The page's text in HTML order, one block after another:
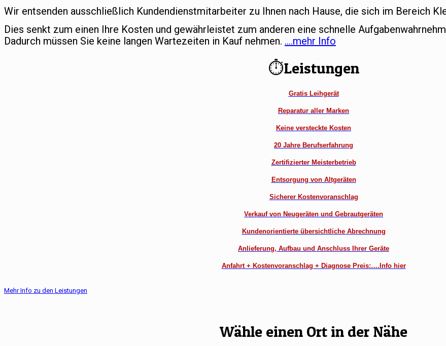
Wir entsenden ausschließlich Kundendienstmitarbeiter zu Ihnen nach Hause, die sich im Bereich
Dies senkt zum einen Ihre Kosten und gewährleistet zum anderen eine schnelle
Dadurch müssen Sie keine langen Wartezeiten in Kauf nehmen. ….mehr Info
⏱Leistungen
Gratis Leihgerät
Reparatur aller Marken
Keine versteckte Kosten
20 Jahre Berufserfahrung
Zertifizierter Meisterbetrieb
Entsorgung von Altgeräten
Sicherer Kostenvoranschlag
Verkauf von Neugeräten und Gebrautgeräten
Kundenorientierte übersichtliche Abrechnung
Anlieferung, Aufbau und Anschluss Ihrer Geräte
Anfahrt + Kostenvoranschlag + Diagnose Preis:….Info hier
Mehr Info zu den Leistungen
Wähle einen Ort in der Nähe